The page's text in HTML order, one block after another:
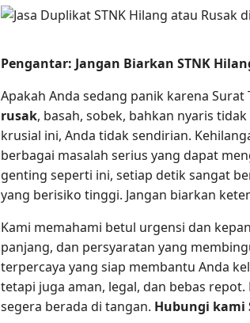
Pengantar: Jangan Biarkan STNK
Apakah Anda sedang panik karena
rusak, basah, sobek, bahkan nyaris
krusial ini, Anda tidak sendirian.
berbagai masalah serius yang dapat
genting seperti ini, setiap detik sangat
yang berisiko tinggi. Jangan biarkan
Kami memahami betul urgensi dan
panjang, dan persyaratan yang
terpercaya yang siap membantu Anda
tetapi juga aman, legal, dan bebas
segera berada di tangan. Hubungi kami